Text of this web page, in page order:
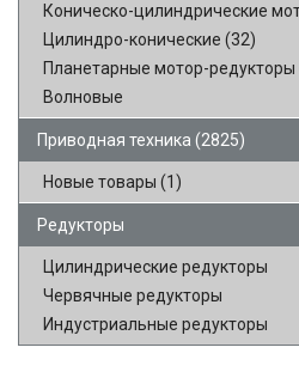
Коническо-цилиндрические
Цилиндро-конические (32)
Планетарные мотор-редукторы
Волновые
Приводная техника (2825)
Новые товары (1)
Редукторы
Цилиндрические редукторы
Червячные редукторы
Индустриальные редукторы